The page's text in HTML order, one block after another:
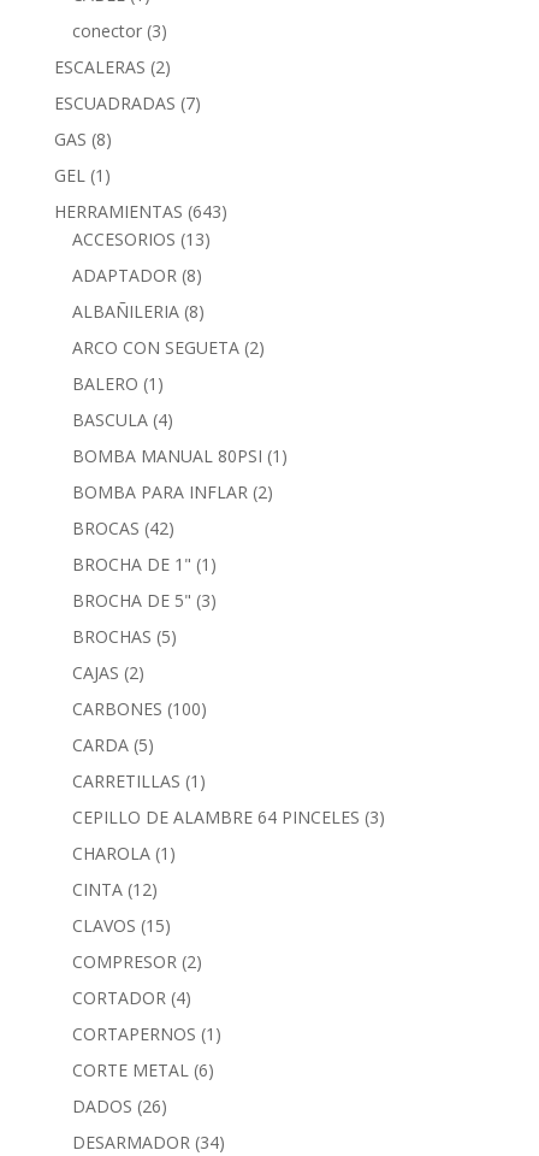
conector (3)
ESCALERAS (2)
ESCUADRADAS (7)
GAS (8)
GEL (1)
HERRAMIENTAS (643)
ACCESORIOS (13)
ADAPTADOR (8)
ALBAÑILERIA (8)
ARCO CON SEGUETA (2)
BALERO (1)
BASCULA (4)
BOMBA MANUAL 80PSI (1)
BOMBA PARA INFLAR (2)
BROCAS (42)
BROCHA DE 1" (1)
BROCHA DE 5" (3)
BROCHAS (5)
CAJAS (2)
CARBONES (100)
CARDA (5)
CARRETILLAS (1)
CEPILLO DE ALAMBRE 64 PINCELES (3)
CHAROLA (1)
CINTA (12)
CLAVOS (15)
COMPRESOR (2)
CORTADOR (4)
CORTAPERNOS (1)
CORTE METAL (6)
DADOS (26)
DESARMADOR (34)